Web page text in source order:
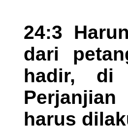
24:3
dari
hadir, di
harus